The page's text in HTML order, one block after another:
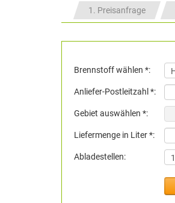
1. Preisanfrage
Brennstoff wählen *:
Anliefer-Postleitzahl *:
Gebiet auswählen *:
Liefermenge in Liter *:
Abladestellen: